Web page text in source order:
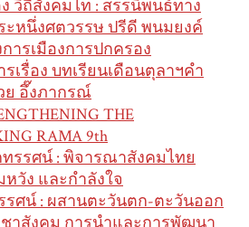
วิถีสังคมไท : สรรนิพนธ์ทาง
ะหนึ่งศตวรรษ ปรีดี พนมยงค์
ารเมืองการปกครอง
เรื่อง บทเรียนเดือนตุลาฯคำ
ย อึ๊งภากรณ์
THE
RAMA 9th
ทรรศน์ : พิจารณาสังคมไทย
วัง และกำลังใจ
รศน์ : ผสานตะวันตก-ตะวันออก
าสังคม การนำและการพัฒนา